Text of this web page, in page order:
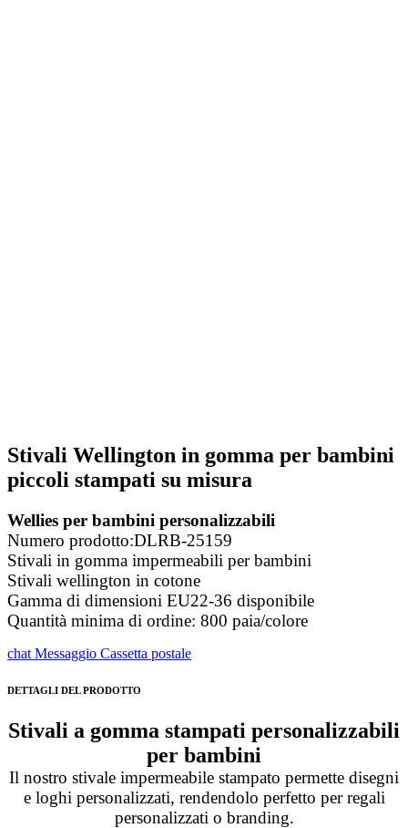
Stivali Wellington in gomma per bambini
piccoli stampati su misura
Wellies per bambini personalizzabili
Numero prodotto:DLRB-25159
Stivali in gomma impermeabili per bambini
Stivali wellington in cotone
Gamma di dimensioni EU22-36 disponibile
Quantità minima di ordine: 800 paia/colore
chat Messaggio Cassetta postale
DETTAGLI DEL PRODOTTO
Stivali a gomma stampati personalizzabili
per bambini
Il nostro stivale impermeabile stampato permette disegni
e loghi personalizzati, rendendolo perfetto per regali
personalizzati o branding.